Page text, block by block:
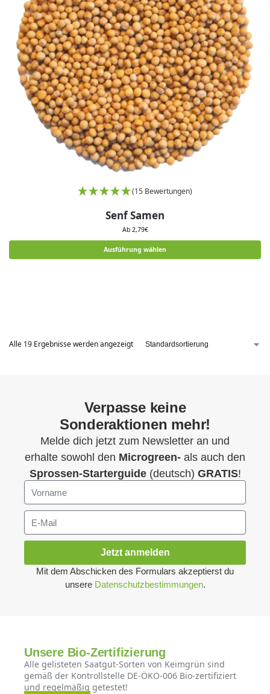
(15 Bewertungen)
Senf Samen
Ab 2,79€
Ausführung wählen
Alle 19 Ergebnisse werden angezeigt
Verpasse keine
Sonderaktionen mehr!
Melde dich jetzt zum Newsletter an und
erhalte sowohl den Microgreen- als auch den
Sprossen-Starterguide(deutsch) GRATIS!
Jetzt anmelden
Mit dem Abschicken des Formulars akzeptierst du
unsere Datenschutzbestimmungen.
Unsere Bio-Zertifizierung
Alle gelisteten Saatgut-Sorten von Keimgrün sind
gemäß der Kontrollstelle DE-ÖKO-006 Bio-zertifiziert
und regelmäßig getestet!